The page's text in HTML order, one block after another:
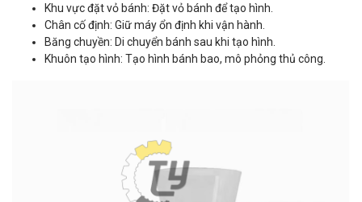
Khu vực đặt vỏ bánh: Đặt vỏ bánh để tạo hình.
Chân cố định: Giữ máy ổn định khi vận hành.
Băng chuyền: Di chuyển bánh sau khi tạo hình.
Khuôn tạo hình: Tạo hình bánh bao, mô phỏng thủ công.